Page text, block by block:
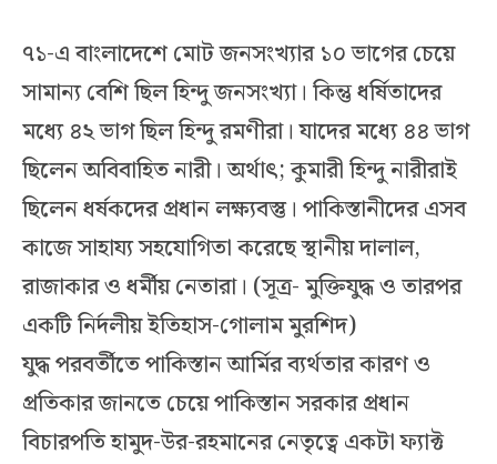
৭১-এ বাংলাদেশে মোট জনসংখ্যার ১০ ভাগের চেয়ে
সামান্য বেশি ছিল হিন্দু জনসংখ্যা। কিন্তু ধর্ষিতাদের
মধ্যে ৪২ ভাগ ছিল হিন্দু রমণীরা। যাদের মধ্যে ৪৪ ভাগ
ছিলেন অবিবাহিত নারী। অর্থাৎ; কুমারী হিন্দু নারীরাই
ছিলেন ধর্ষকদের প্রধান লক্ষ্যবস্তু। পাকিস্তানীদের এসব
কাজে সাহায্য সহযোগিতা করেছে স্থানীয় দালাল,
রাজাকার ও ধর্মীয় নেতারা। (সূত্র- মুক্তিযুদ্ধ ও তারপর
একটি নির্দলীয় ইতিহাস-গোলাম মুরশিদ)
যুদ্ধ পরবর্তীতে পাকিস্তান আর্মির ব্যর্থতার কারণ ও
প্রতিকার জানতে চেয়ে পাকিস্তান সরকার প্রধান
বিচারপতি হামুদ-উর-রহমানের নেতৃত্বে একটা ফ্যাক্ট